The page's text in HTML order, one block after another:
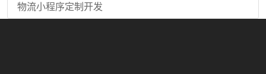
物流小程序定制开发